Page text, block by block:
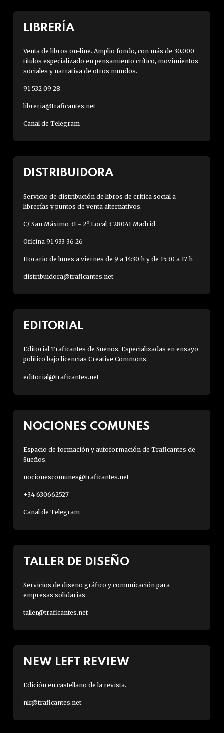
LIBRERÍA
Venta de libros on-line. Amplio fondo, con más de 30.000
títulos especializado en pensamiento crítico, movimientos
sociales y narrativa de otros mundos.
91 532 09 28
libreria@traficantes.net
Canal de Telegram
DISTRIBUIDORA
Servicio de distribución de libros de crítica social a
librerías y puntos de venta alternativos.
C/ San Máximo 31 - 2º Local 3 28041 Madrid
Oficina 91 933 36 26
Horario de lunes a viernes de 9 a 14:30 h y de 15:30 a 17 h
distribuidora@traficantes.net
EDITORIAL
Editorial Traficantes de Sueños. Especializadas en ensayo
político bajo licencias Creative Commons.
editorial@traficantes.net
NOCIONES COMUNES
Espacio de formación y autoformación de Traficantes de
Sueños.
nocionescomunes@traficantes.net
+34 630662527
Canal de Telegram
TALLER DE DISEÑO
Servicios de diseño gráfico y comunicación para
empresas solidarias.
taller@traficantes.net
NEW LEFT REVIEW
Edición en castellano de la revista.
nlr@traficantes.net